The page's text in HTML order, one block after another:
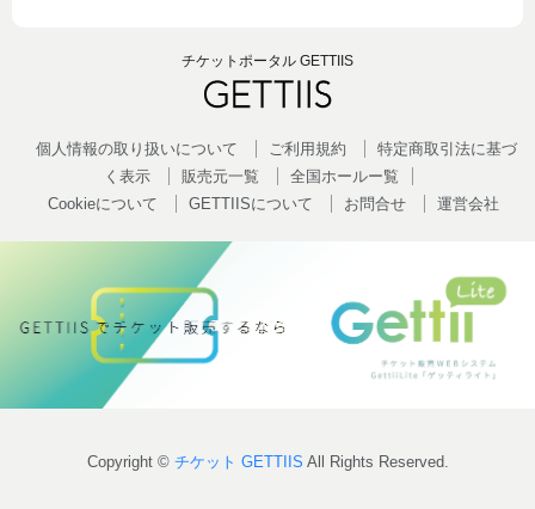
チケットポータル GETTIIS
個人情報の取り扱いについて ご利用規約
特定商取引法に基づ
く表示
販売元一覧
全国ホールー覧
Cookieについて
GETTIISについて お問合せ 運営会社
Copyright © チケット GETTIIS All Rights Reserved.